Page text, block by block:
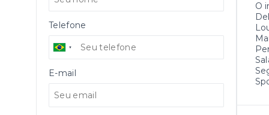
O
Telefone
E-mail